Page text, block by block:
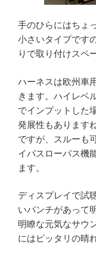
手のひらにはちょ
小さいタイプです
りで取り付けスペ
ハーネスは欧州車
きます。ハイレベ
でインプットした
発展性もあります
ですが、スルーも
イパスローパス機
ます。
ディスプレイで試
いパンチがあって
明瞭な元気なサウ
にはピッタリの晴